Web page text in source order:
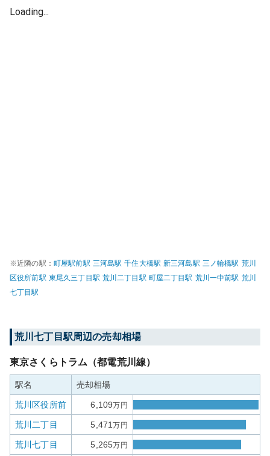
Loading...
※近隣の駅： 町屋駅前駅 三河島駅 千住大橋駅 新三河島駅 三ノ輪橋駅 荒川
区役所前駅 東尾久三丁目駅 荒川二丁目駅 町屋二丁目駅 荒川一中前駅 荒川
七丁目駅
荒川七丁目駅周辺の売却相場
東京さくらトラム（都電荒川線）
駅名 売却相場
荒川区役所前 6,109万円
荒川二丁目 5,471万円
荒川七丁目 5,265万円